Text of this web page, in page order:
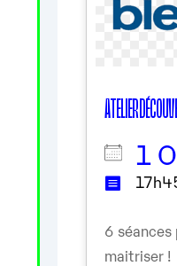
ATELIER
1
6
maitriser